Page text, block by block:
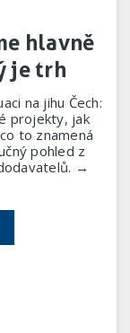
hlavně
je trh
na jihu Čech:
projekty, jak
to znamená
pohled z
→